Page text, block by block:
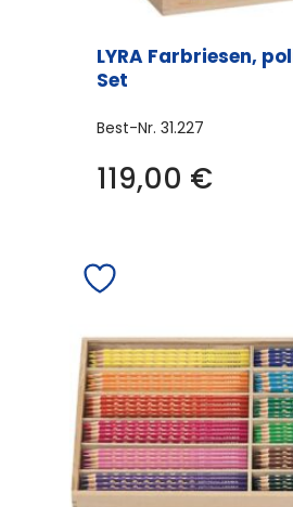
LYRA Farbriesen,
Set
Best-Nr. 31.227
119,00 €